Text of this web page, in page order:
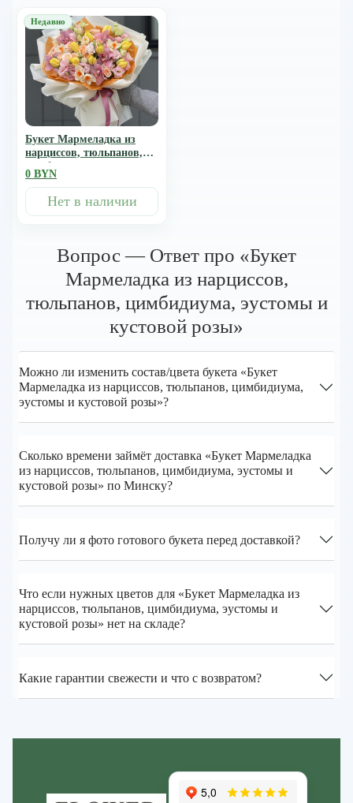
Букет Мармеладка из
нарциссов, тюльпанов,
цимбидиума, эустомы и
кустовой розы
0 BYN
Нет в наличии
Вопрос — Ответ про «Букет
Мармеладка из нарциссов,
тюльпанов, цимбидиума, эустомы и
кустовой розы»
Можно ли изменить состав/цвета букета «Букет
Мармеладка из нарциссов, тюльпанов, цимбидиума,
эустомы и кустовой розы»?
Сколько времени займёт доставка «Букет Мармеладка
из нарциссов, тюльпанов, цимбидиума, эустомы и
кустовой розы» по Минску?
Получу ли я фото готового букета перед доставкой?
Что если нужных цветов для «Букет Мармеладка из
нарциссов, тюльпанов, цимбидиума, эустомы и
кустовой розы» нет на складе?
Какие гарантии свежести и что с возвратом?